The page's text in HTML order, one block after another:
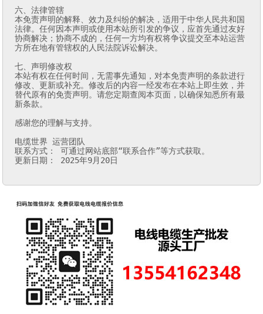
六、法律管辖
本免责声明的解释、效力及纠纷的解决，适用于中华人民共和国
法律。任何因本声明或使用本站所引发的争议，应首先通过友好
协商解决；协商不成的，任何一方均有权将争议提交至本站运营
方所在地有管辖权的人民法院诉讼解决。
七、声明修改权
本站有权在任何时间，无需事先通知，对本免责声明的条款进行
修改、更新或补充。修改后的内容一经发布在本站上即生效，并
替代原有的免责声明。请您定期查阅本页面，以确保知悉所有最
新条款。
感谢您的理解与支持。
电缆世界 运营团队
联系方式： 可通过网站底部“联系合作”等方式获取。
更新日期： 2025年9月20日